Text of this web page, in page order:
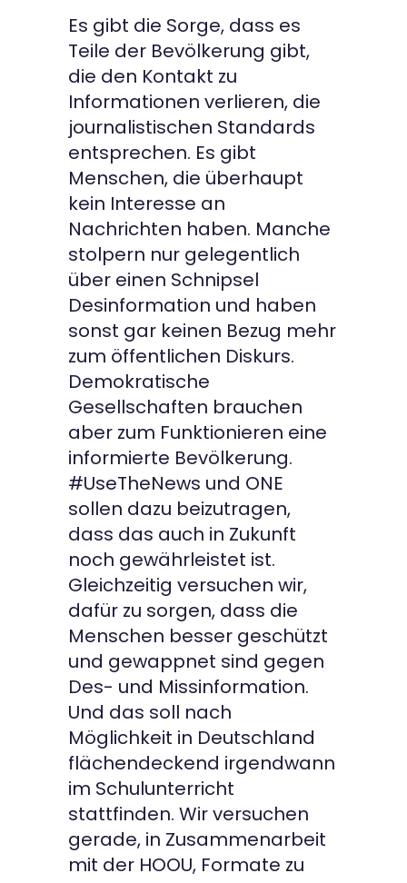
Es gibt die Sorge, dass es
Teile der Bevölkerung gibt,
die den Kontakt zu
Informationen verlieren, die
journalistischen Standards
entsprechen. Es gibt
Menschen, die überhaupt
kein Interesse an
Nachrichten haben. Manche
stolpern nur gelegentlich
über einen Schnipsel
Desinformation und haben
sonst gar keinen Bezug mehr
zum öffentlichen Diskurs.
Demokratische
Gesellschaften brauchen
aber zum Funktionieren eine
informierte Bevölkerung.
#UseTheNews und ONE
sollen dazu beizutragen,
dass das auch in Zukunft
noch gewährleistet ist.
Gleichzeitig versuchen wir,
dafür zu sorgen, dass die
Menschen besser geschützt
und gewappnet sind gegen
Des- und Missinformation.
Und das soll nach
Möglichkeit in Deutschland
flächendeckend irgendwann
im Schulunterricht
stattfinden. Wir versuchen
gerade, in Zusammenarbeit
mit der HOOU, Formate zu